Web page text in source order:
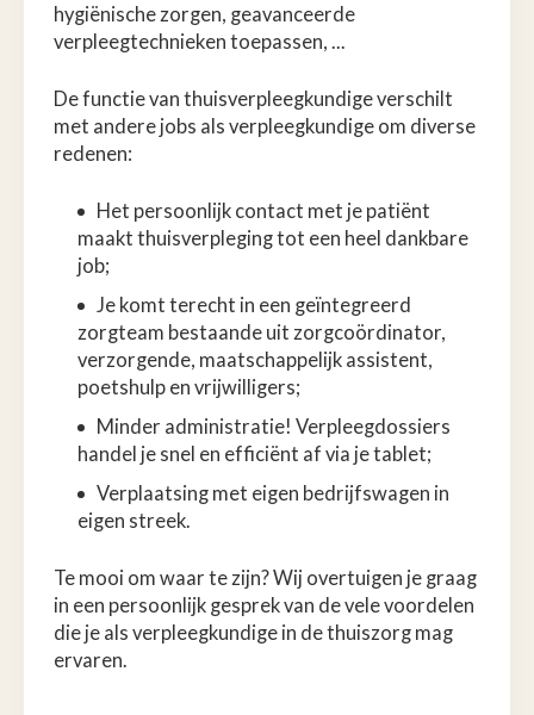
hygiënische zorgen, geavanceerde
verpleegtechnieken toepassen, ...
De functie van thuisverpleegkundige verschilt
met andere jobs als verpleegkundige om diverse
redenen:
Het persoonlijk contact met je patiënt
maakt thuisverpleging tot een heel dankbare
job;
Je komt terecht in een geïntegreerd
zorgteam bestaande uit zorgcoördinator,
verzorgende, maatschappelijk assistent,
poetshulp en vrijwilligers;
Minder administratie! Verpleegdossiers
handel je snel en efficiënt af via je tablet;
Verplaatsing met eigen bedrijfswagen in
eigen streek.
Te mooi om waar te zijn? Wij overtuigen je graag
in een persoonlijk gesprek van de vele voordelen
die je als verpleegkundige in de thuiszorg mag
ervaren.